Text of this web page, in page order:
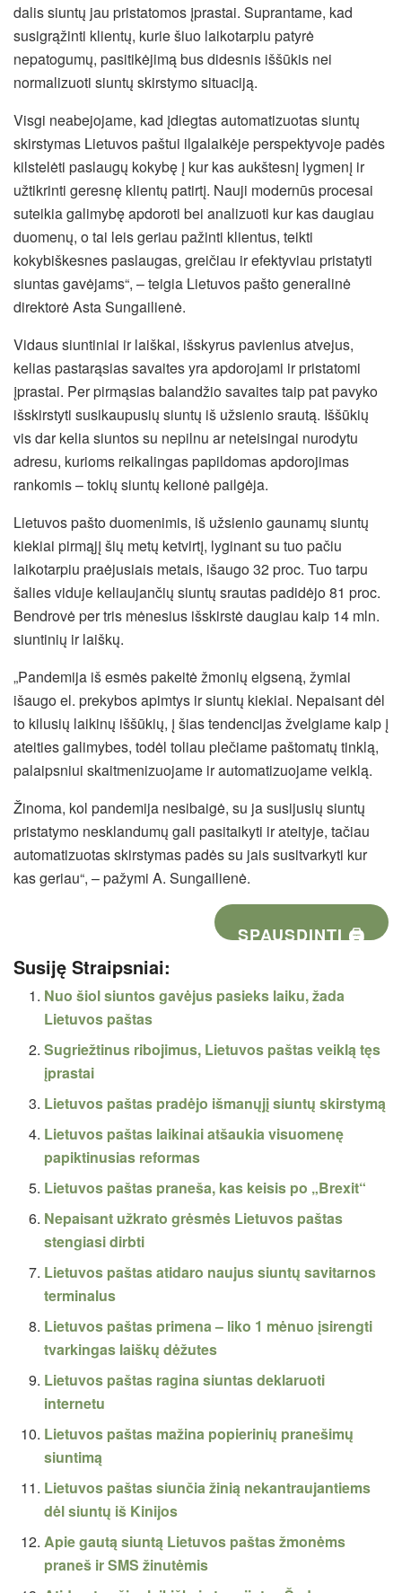
dalis siuntų jau pristatomos įprastai. Suprantame, kad
susigrąžinti klientų, kurie šiuo laikotarpiu patyrė
nepatogumų, pasitikėjimą bus didesnis iššūkis nei
normalizuoti siuntų skirstymo situaciją.
Visgi neabejojame, kad įdiegtas automatizuotas siuntų
skirstymas Lietuvos paštui ilgalaikėje perspektyvoje padės
kilstelėti paslaugų kokybę į kur kas aukštesnį lygmenį ir
užtikrinti geresnę klientų patirtį. Nauji modernūs procesai
suteikia galimybę apdoroti bei analizuoti kur kas daugiau
duomenų, o tai leis geriau pažinti klientus, teikti
kokybiškesnes paslaugas, greičiau ir efektyviau pristatyti
siuntas gavėjams“, – teigia Lietuvos pašto generalinė
direktorė Asta Sungailienė.
Vidaus siuntiniai ir laiškai, išskyrus pavienius atvejus,
kelias pastarąsias savaites yra apdorojami ir pristatomi
įprastai. Per pirmąsias balandžio savaites taip pat pavyko
išskirstyti susikaupusių siuntų iš užsienio srautą. Iššūkių
vis dar kelia siuntos su nepilnu ar neteisingai nurodytu
adresu, kurioms reikalingas papildomas apdorojimas
rankomis – tokių siuntų kelionė pailgėja.
Lietuvos pašto duomenimis, iš užsienio gaunamų siuntų
kiekiai pirmąjį šių metų ketvirtį, lyginant su tuo pačiu
laikotarpiu praėjusiais metais, išaugo 32 proc. Tuo tarpu
šalies viduje keliaujančių siuntų srautas padidėjo 81 proc.
Bendrovė per tris mėnesius išskirstė daugiau kaip 14 mln.
siuntinių ir laiškų.
„Pandemija iš esmės pakeitė žmonių elgseną, žymiai
išaugo el. prekybos apimtys ir siuntų kiekiai. Nepaisant dėl
to kilusių laikinų iššūkių, į šias tendencijas žvelgiame kaip į
ateities galimybes, todėl toliau plečiame paštomatų tinklą,
palaipsniui skaitmenizuojame ir automatizuojame veiklą.
Žinoma, kol pandemija nesibaigė, su ja susijusių siuntų
pristatymo nesklandumų gali pasitaikyti ir ateityje, tačiau
automatizuotas skirstymas padės su jais susitvarkyti kur
kas geriau“, – pažymi A. Sungailienė.
SPAUSDINTI 🖨
Susiję Straipsniai:
Nuo šiol siuntos gavėjus pasieks laiku, žada
Lietuvos paštas
Sugriežtinus ribojimus, Lietuvos paštas veiklą tęs
įprastai
Lietuvos paštas pradėjo išmanųjį siuntų skirstymą
Lietuvos paštas laikinai atšaukia visuomenę
papiktinusias reformas
Lietuvos paštas praneša, kas keisis po „Brexit“
Nepaisant užkrato grėsmės Lietuvos paštas
stengiasi dirbti
Lietuvos paštas atidaro naujus siuntų savitarnos
terminalus
Lietuvos paštas primena – liko 1 mėnuo įsirengti
tvarkingas laiškų dėžutes
Lietuvos paštas ragina siuntas deklaruoti
internetu
Lietuvos paštas mažina popierinių pranešimų
siuntimą
Lietuvos paštas siunčia žinią nekantraujantiems
dėl siuntų iš Kinijos
Apie gautą siuntą Lietuvos paštas žmonėms
praneš ir SMS žinutėmis